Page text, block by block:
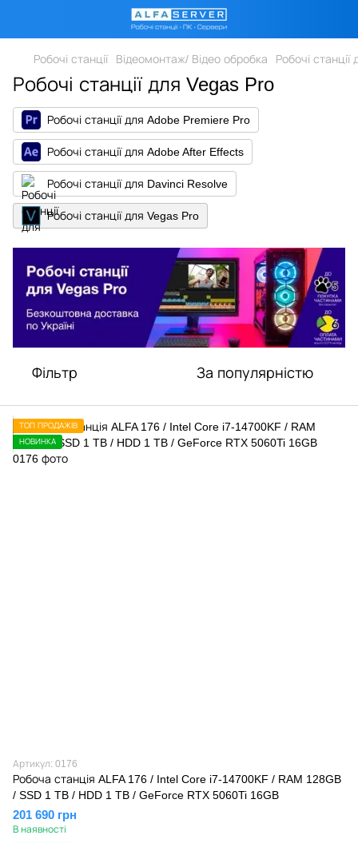
Робочі станції Відеомонтаж/ Відео обробка Робочі
Робочі станції для Vegas Pro
Робочі станції для Adobe Premiere Pro
Робочі станції для Adobe After Effects
Робочі станції для Davinci Resolve
Робочі станції для Vegas Pro
Фільтр За популярністю
ТОП ПРОДАЖІВ
НОВИНКА
Артикул: 0176
Робоча станція ALFA 176 / Intel Core i7-14700KF / RAM 128GB
/ SSD 1 TB / HDD 1 TB / GeForce RTX 5060Ti 16GB
201 690 грн
В наявності